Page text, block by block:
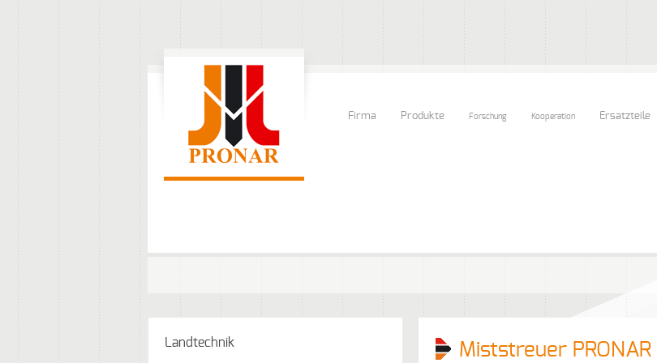
Firma Produkte Forschung Kooperation Ersatzteile
Miststreuer
Landtechnik